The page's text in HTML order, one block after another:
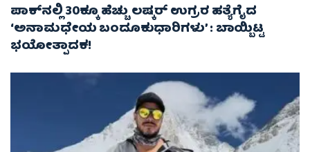
ಪಾಕ್‌ನಲ್ಲಿ 30ಕ್ಕೂ ಹೆಚ್ಚು ಲಷ್ಕರ್ ಉಗ್ರರ ಹತ್ಯೆಗೈದ
‘ಅನಾಮಧೇಯ ಬಂದೂಕುಧಾರಿಗಳು’ : ಬಾಯ್ಬಿಟ್ಟ
ಭಯೋತ್ಪಾದಕ!